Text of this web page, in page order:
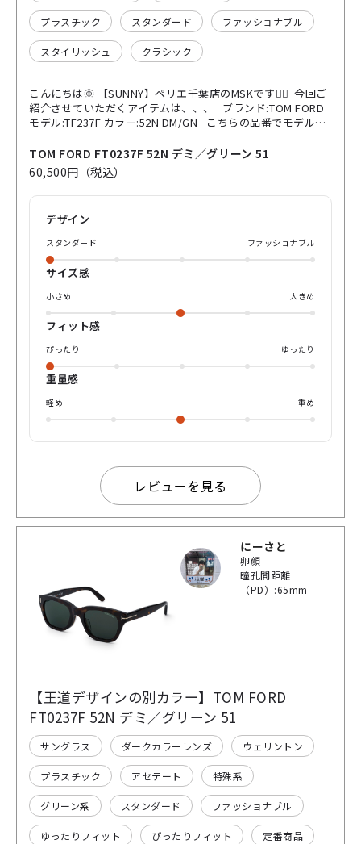
プラスチック スタンダード ファッショナブル
スタイリッシュ クラシック
こんにちは🌞 【SUNNY】ペリエ千葉店のMSKです😶‍🌫️ 今回ご
紹介させていただくアイテムは、、、 ブランド:TOM FORD
モデル:TF237F カラー:52N DM/GN こちらの品番でモデルが
FORD」の中でもアイコンモデルと言われる “Snowdon” ✨
世界的にも数多くの著名人が着用されておりますので、
「TOM FORD」を代表する1本と位置づけられております🙌
もはやレジェンド級なのではと感じます🧞‍♂️ ◻︎ウェリントン
抜群 ◻︎鼻当てもアジアンフィットデザインによる安心感
◻︎「TOM FORD」の象徴的存在 是非コレクションに入れてい
ただきたいアイウェアとしてお勧めいたします🤝 気に入って
いただけた方は オンライン注文🛒または店舗にてお待ちして
おります⭐︎
TOM FORD FT0237F 52N デミ／グリーン 51
60,500円（税込）
デザイン
スタンダード ファッショナブル
サイズ感
小さめ 大きめ
フィット感
ぴったり ゆったり
重量感
軽め 重め
レビューを見る
にーさと
卵顔
瞳孔間距離
（PD）:65mm
【王道デザインの別カラー】TOM FORD
FT0237F 52N デミ／グリーン 51
サングラス ダークカラーレンズ ウェリントン
プラスチック アセテート 特殊系
グリーン系 スタンダード ファッショナブル
ゆったりフィット ぴったりフィット 定番商品